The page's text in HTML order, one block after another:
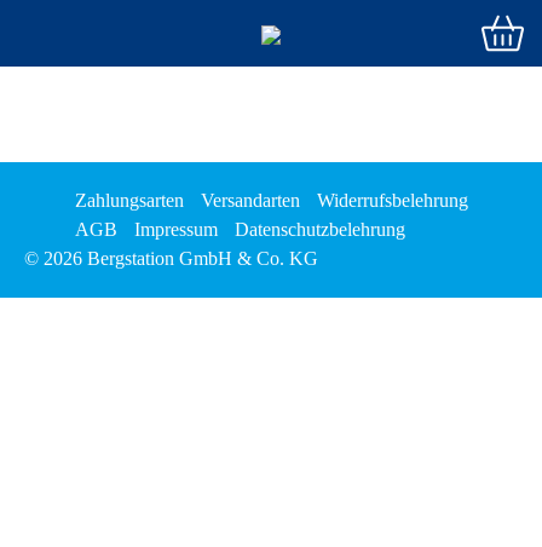
Zahlungsarten Versandarten
Widerrufsbelehrung
AGB
Impressum
Datenschutzbelehrung
© 2026 Bergstation GmbH & Co. KG